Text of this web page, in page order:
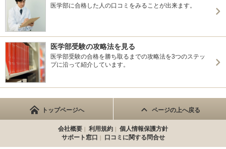
医学部に合格した人の口コミをみることが出来ます。
医学部受験の攻略法を見る
医学部受験の合格を勝ち取るまでの攻略法を3つのステッ
プに沿って紹介しています。
トップページへ ページの上へ戻る
会社概要 利用規約
個人情報保護方針
サポート窓口
口コミに関する問合せ